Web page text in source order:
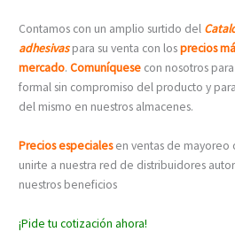
Contamos con un amplio surtido del
adhesivaspara su venta con losprecios
mercado.Comuníquese con nosotros
formal sin compromiso del producto y
del mismo en nuestros almacenes.
Precios especialesen ventas de mayoreo
unirte a nuestra red de distribuidores
nuestros beneficios
¡Pide tu cotización ahora!